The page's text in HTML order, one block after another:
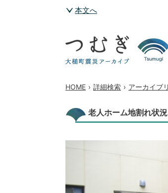
本文へ
HOME › 詳細検索 › アーカイブ
老人ホーム地割れ状